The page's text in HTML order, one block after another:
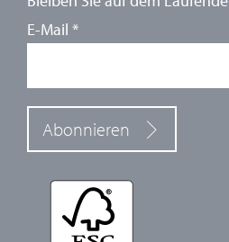
E-Mail *
Abonnieren